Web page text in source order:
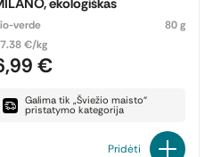
ekologiškas
verde
80 g
€/kg
€
Galima tik „Šviežio maisto“
pristatymo kategorija
Pridėti